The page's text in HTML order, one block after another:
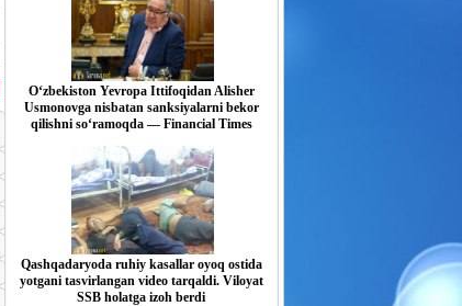
O‘zbekiston Yevropa Ittifoqidan Alisher
Usmonovga nisbatan sanksiyalarni bekor
qilishni so‘ramoqda — Financial Times
Qashqadaryoda ruhiy kasallar oyoq ostida
yotgani tasvirlangan video tarqaldi. Viloyat
SSB holatga izoh berdi